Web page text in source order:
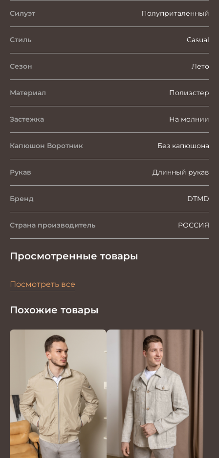
Силуэт Полуприталенный
Стиль Casual
Сезон Лето
Материал Полиэстер
Застежка На молнии
Капюшон Воротник Без капюшона
Рукав Длинный рукав
Бренд DTMD
Страна производитель РОССИЯ
Просмотренные товары
Посмотреть все
Похожие товары